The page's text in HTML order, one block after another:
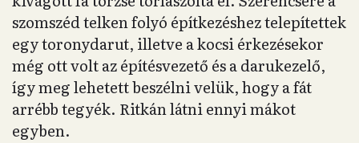
szomszéd telken folyó építkezéshez telepítettek
egy toronydarut, illetve a kocsi érkezésekor
még ott volt az építésvezető és a darukezelő,
így meg lehetett beszélni velük, hogy a fát
arrébb tegyék. Ritkán látni ennyi mákot
egyben.